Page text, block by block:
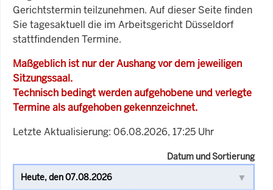
Gerichtstermin teilzunehmen. Auf dieser Seite finden
Sie tagesaktuell die im Arbeitsgericht Düsseldorf
stattfindenden Termine.
Maßgeblich ist nur der Aushang vor dem jeweiligen
Sitzungssaal.
Technisch bedingt werden aufgehobene und verlegte
Termine als aufgehoben gekennzeichnet.
Letzte Aktualisierung: 06.08.2026, 17:25 Uhr
Datum und Sortierung